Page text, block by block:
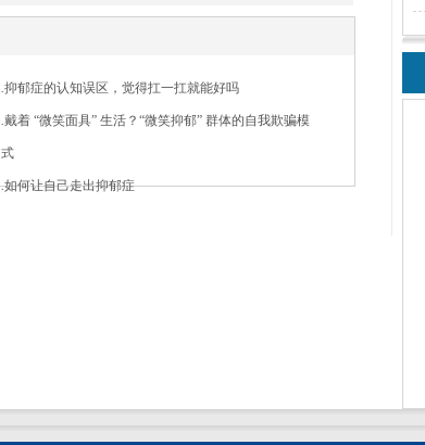
.抑郁症的认知误区，觉得扛一扛就能好吗
.戴着 “微笑面具” 生活？“微笑抑郁” 群体的自我欺骗模
式
.如何让自己走出抑郁症